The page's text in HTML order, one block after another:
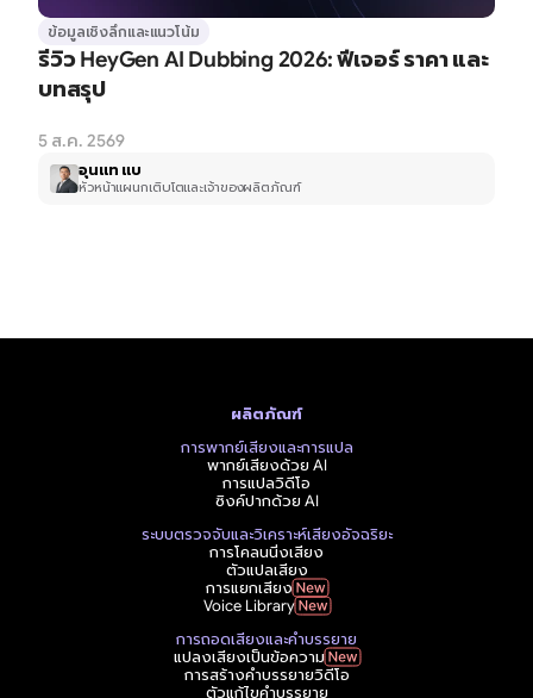
ข้อมูลเชิงลึกและแนวโน้ม
รีวิว HeyGen AI Dubbing 2026: ฟีเจอร์ ราคา และ
บทสรุป
5 ส.ค. 2569
อุนแท แบ
หัวหน้าแผนกเติบโตและเจ้าของผลิตภัณฑ์
ผลิตภัณฑ์
การพากย์เสียงและการแปล
พากย์เสียงด้วย AI
การแปลวิดีโอ
ซิงค์ปากด้วย AI
ระบบตรวจจับและวิเคราะห์เสียงอัจฉริยะ
การโคลนนิ่งเสียง
ตัวแปลเสียง
การแยกเสียง
Voice Library
การถอดเสียงและคำบรรยาย
แปลงเสียงเป็นข้อความ
การสร้างคำบรรยายวิดีโอ
ตัวแก้ไขคำบรรยาย